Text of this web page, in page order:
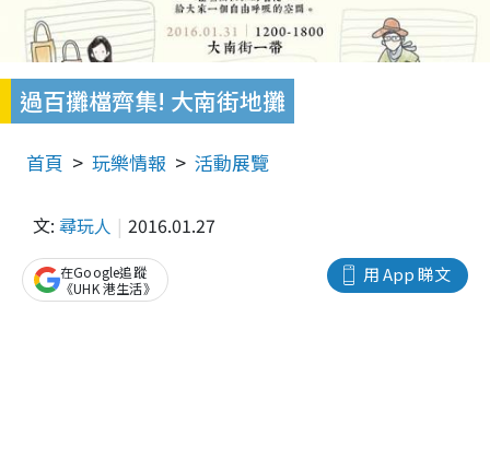
過百攤檔齊集! 大南街地攤
首頁 玩樂情報 活動展覽
文: 尋玩人 2016.01.27
用 App 睇文
在Google追蹤
《UHK 港生活》